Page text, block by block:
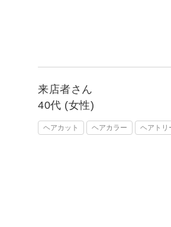
来店者さん
40代 (女性)
ヘアカット ヘアカラー ヘアトリ